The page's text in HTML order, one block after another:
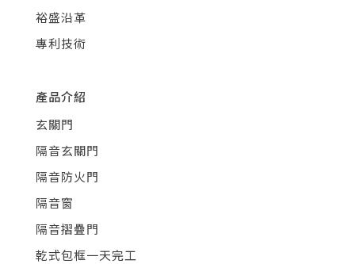
裕盛沿革
專利技術
產品介紹
玄關門
隔音玄關門
隔音防火門
隔音窗
隔音摺疊門
乾式包框一天完工